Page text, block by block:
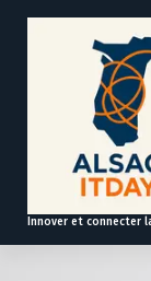
t
Innover et connecter